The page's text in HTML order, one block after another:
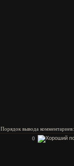
Порядок вывода комментариев:
0